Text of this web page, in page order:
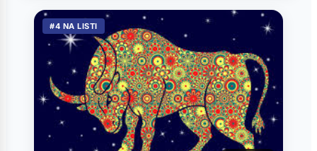
#4 NA LISTI